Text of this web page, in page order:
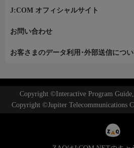
J:COM オフィシャルサイト
お問い合わせ
お客さまのデータ利用･外部送信につ
Copyright ©Interactive Program
Copyright ©Jupiter Telecommunications